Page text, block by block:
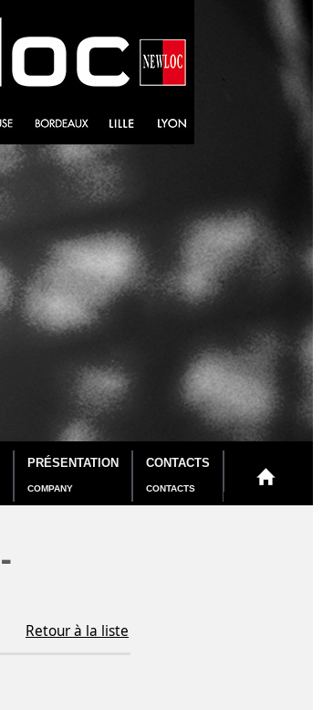
PRÉSENTATION
COMPANY
CONTACTS
CONTACTS
-
Retour à la liste